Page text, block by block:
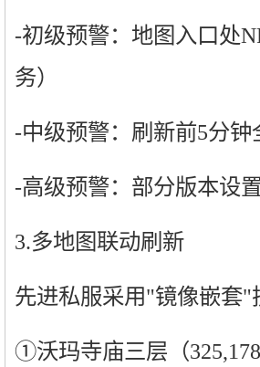
-初级预警：地图入口处
务）
-中级预警：刷新前5分
-高级预警：部分版本设
3.多地图联动刷新
先进私服采用"镜像嵌套"
①沃玛寺庙三层（325,178